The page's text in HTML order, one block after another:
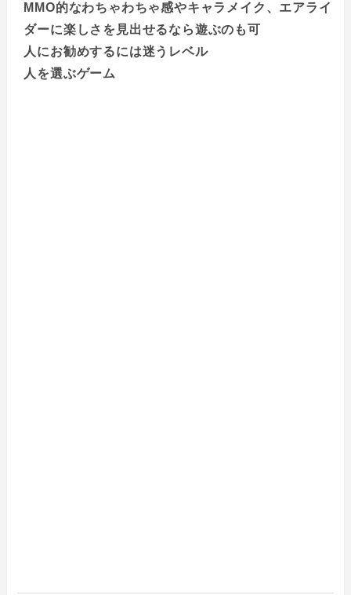
MMO的なわちゃわちゃ感やキャラメイク、エアライ
ダーに楽しさを見出せるなら遊ぶのも可
人にお勧めするには迷うレベル
人を選ぶゲーム